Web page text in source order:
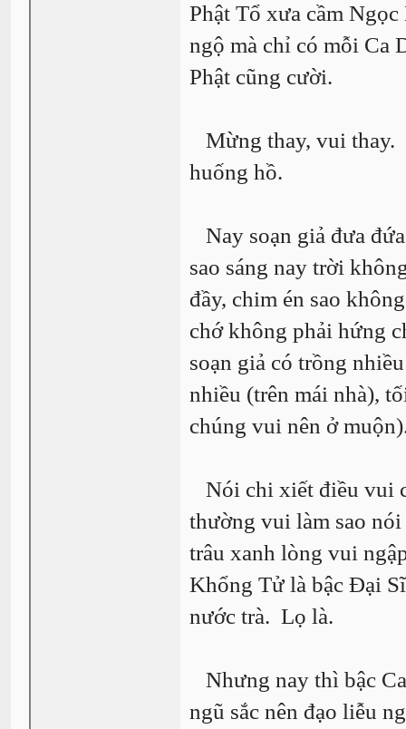
Phật Tổ xưa cầm
ngộ mà chỉ có mỗi Ca
Phật cũng cười.
Mừng thay, vui thay.
huống hồ.
Nay soạn giả đưa
sao sáng nay trời
đầy, chim én sao
chớ không phải hứng
soạn giả có trồng
nhiều (trên mái nhà),
chúng vui nên ở
Nói chi xiết điều vui
thường vui làm sao
trâu xanh lòng vui
Khổng Tử là bậc Đại
nước trà. Lọ là.
Nhưng nay thì bậc
ngũ sắc nên đạo liễu